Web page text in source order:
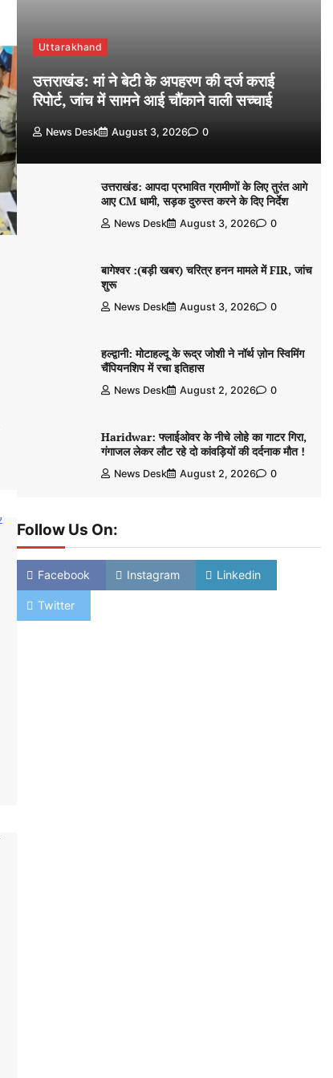
Uttarakhand
उत्तराखंड: मां ने बेटी के अपहरण की दर्ज कराई
रिपोर्ट, जांच में सामने आई चौंकाने वाली सच्चाई
News Desk August 3, 2026 0
उत्तराखंड: आपदा प्रभावित ग्रामीणों के लिए तुरंत आगे
आए CM धामी, सड़क दुरुस्त करने के दिए निर्देश
News Desk August 3, 2026 0
बागेश्वर :(बड़ी खबर) चरित्र हनन मामले में FIR, जांच
शुरू
News Desk August 3, 2026 0
हल्द्वानी: मोटाहल्दू के रूद्र जोशी ने नॉर्थ ज़ोन स्विमिंग
चैंपियनशिप में रचा इतिहास
News Desk August 2, 2026 0
Haridwar: फ्लाईओवर के नीचे लोहे का गाटर गिरा,
गंगाजल लेकर लौट रहे दो कांवड़ियों की दर्दनाक मौत !
News Desk August 2, 2026 0
Follow Us On:
Facebook Instagram Linkedin
Twitter